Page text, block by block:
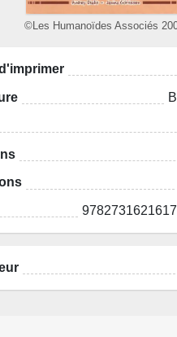
©Les Humanoïdes Associés